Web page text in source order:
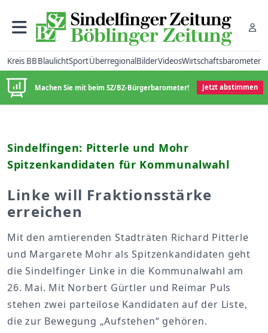
Kreis BBBlaulichtSportÜberregionalBilderVideosWirtschaftsbarometer
Machen Sie mit beim SZ/BZ-Bürgerbarometer! Jetzt abstimmen
Sindelfingen: Pitterle und Mohr
Spitzenkandidaten für Kommunalwahl
Linke will Fraktionsstärke
erreichen
Mit den amtierenden Stadträten Richard Pitterle
und Margarete Mohr als Spitzenkandidaten geht
die Sindelfinger Linke in die Kommunalwahl am
26. Mai. Mit Norbert Gürtler und Reimar Puls
stehen zwei parteilose Kandidaten auf der Liste,
die zur Bewegung „Aufstehen“ gehören.